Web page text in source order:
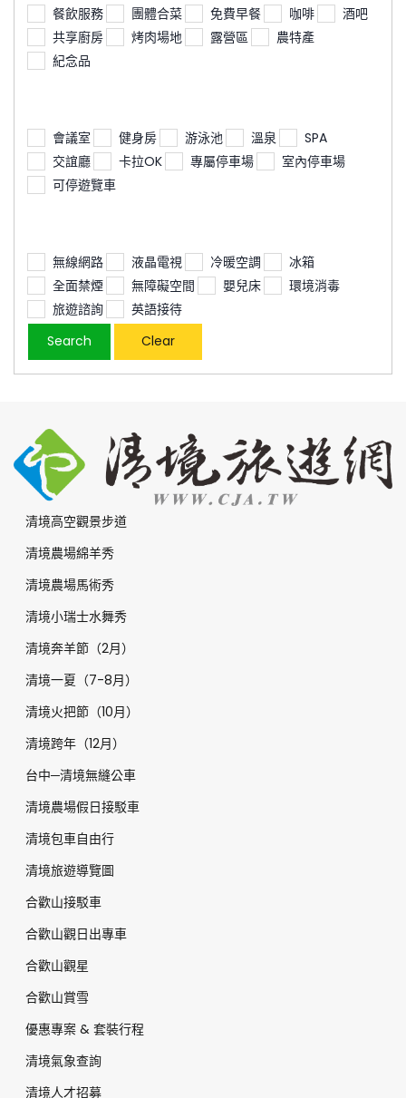
餐飲服務 團體合菜 免費早餐 咖啡
酒吧
共享廚房
烤肉場地 露營區
農特產
紀念品
會議室 健身房 游泳池 溫泉
SPA
交誼廳
卡拉OK 專屬停車場
室內停車場
可停遊覽車
無線網路 液晶電視 冷暖空調
冰箱
全面禁煙
無障礙空間 嬰兒床
環境消毒
旅遊諮詢
英語接待
清境高空觀景步道
清境農場綿羊秀
清境農場馬術秀
清境小瑞士水舞秀
清境奔羊節（2月）
清境一夏（7-8月）
清境火把節（10月）
清境跨年（12月）
台中─清境無縫公車
清境農場假日接駁車
清境包車自由行
清境旅遊導覽圖
合歡山接駁車
合歡山觀日出專車
合歡山觀星
合歡山賞雪
優惠專案 & 套裝行程
清境氣象查詢
清境人才招募